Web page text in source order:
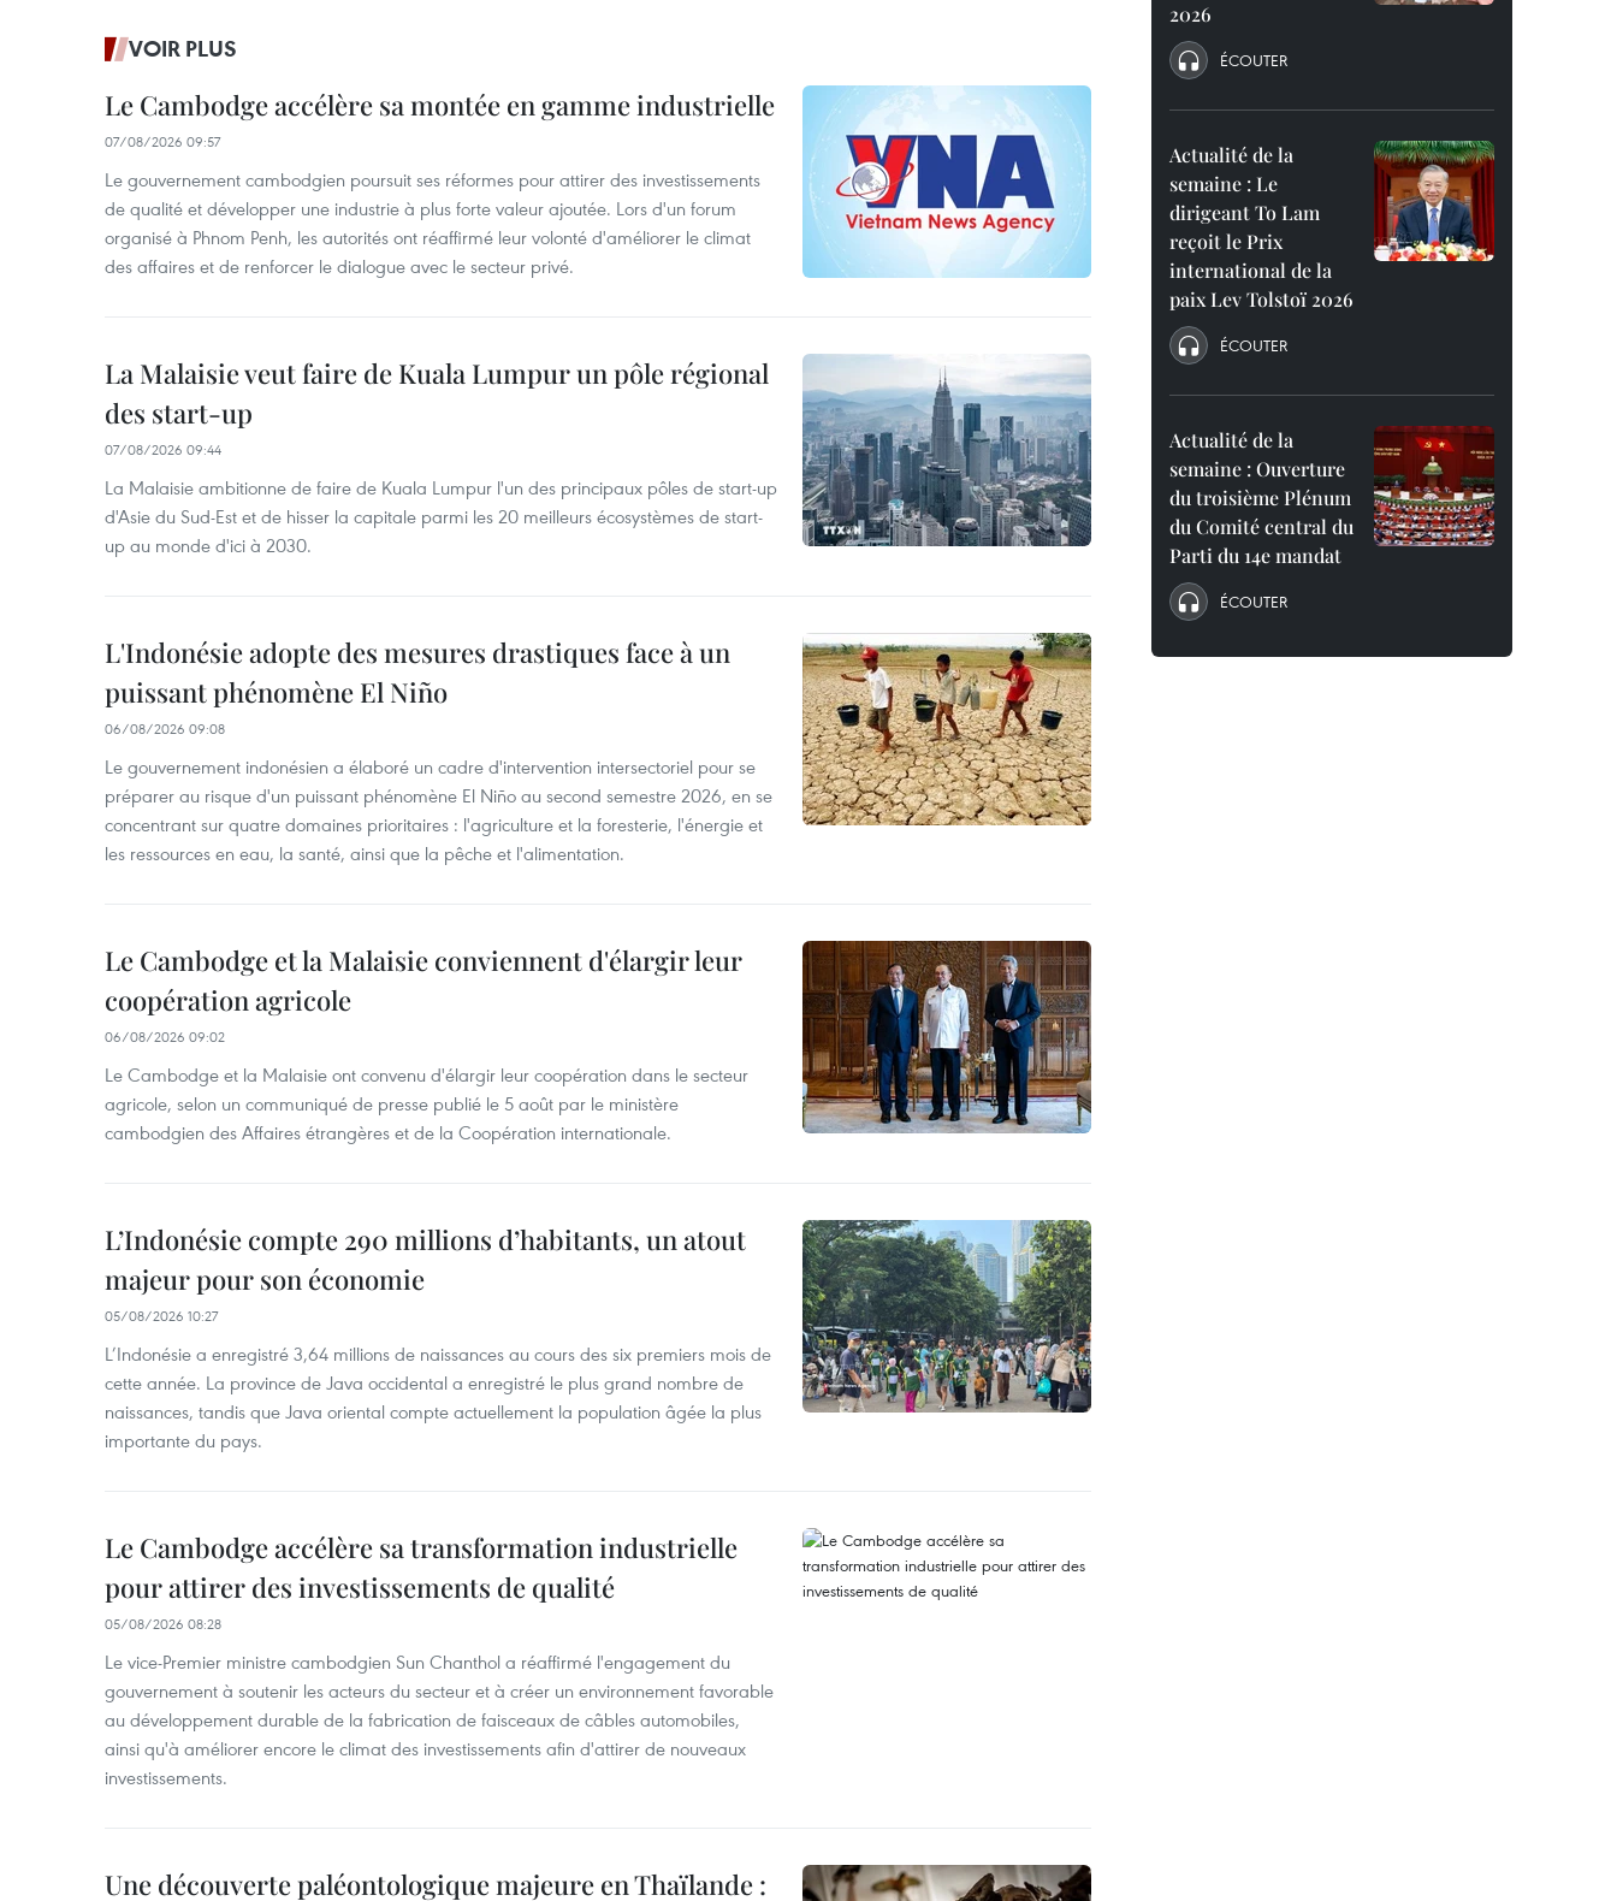
VOIR PLUS
Le Cambodge accélère sa montée en gamme industrielle
07/08/2026 09:57
Le gouvernement cambodgien poursuit ses réformes pour attirer des investissements
de qualité et développer une industrie à plus forte valeur ajoutée. Lors d'un forum
organisé à Phnom Penh, les autorités ont réaffirmé leur volonté d'améliorer le climat
des affaires et de renforcer le dialogue avec le secteur privé.
La Malaisie veut faire de Kuala Lumpur un pôle régional
des start-up
07/08/2026 09:44
La Malaisie ambitionne de faire de Kuala Lumpur l'un des principaux pôles de start-up
d'Asie du Sud-Est et de hisser la capitale parmi les 20 meilleurs écosystèmes de start-
up au monde d'ici à 2030.
L'Indonésie adopte des mesures drastiques face à un
puissant phénomène El Niño
06/08/2026 09:08
Le gouvernement indonésien a élaboré un cadre d'intervention intersectoriel pour se
préparer au risque d'un puissant phénomène El Niño au second semestre 2026, en se
concentrant sur quatre domaines prioritaires : l'agriculture et la foresterie, l'énergie et
les ressources en eau, la santé, ainsi que la pêche et l'alimentation.
Le Cambodge et la Malaisie conviennent d'élargir leur
coopération agricole
06/08/2026 09:02
Le Cambodge et la Malaisie ont convenu d'élargir leur coopération dans le secteur
agricole, selon un communiqué de presse publié le 5 août par le ministère
cambodgien des Affaires étrangères et de la Coopération internationale.
L’Indonésie compte 290 millions d’habitants, un atout
majeur pour son économie
05/08/2026 10:27
L’Indonésie a enregistré 3,64 millions de naissances au cours des six premiers mois de
cette année. La province de Java occidental a enregistré le plus grand nombre de
naissances, tandis que Java oriental compte actuellement la population âgée la plus
importante du pays.
Le Cambodge accélère sa transformation industrielle
pour attirer des investissements de qualité
05/08/2026 08:28
Le vice-Premier ministre cambodgien Sun Chanthol a réaffirmé l'engagement du
gouvernement à soutenir les acteurs du secteur et à créer un environnement favorable
au développement durable de la fabrication de faisceaux de câbles automobiles,
ainsi qu'à améliorer encore le climat des investissements afin d'attirer de nouveaux
investissements.
Une découverte paléontologique majeure en Thaïlande :
2026
ÉCOUTER
Actualité de la
semaine : Le
dirigeant To Lam
reçoit le Prix
international de la
paix Lev Tolstoï 2026
ÉCOUTER
Actualité de la
semaine : Ouverture
du troisième Plénum
du Comité central du
Parti du 14e mandat
ÉCOUTER